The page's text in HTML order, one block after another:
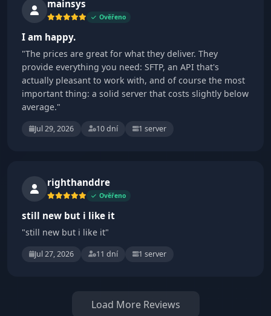
mainsys
Ověřeno
I am happy.
"The prices are great for what they deliver. They
provide everything you need: SFTP, an API that's
actually pleasant to work with, and of course the most
important thing: a solid server that costs slightly below
average."
Jul 29, 2026 10 dní 1 server
righthanddre
Ověřeno
still new but i like it
"still new but i like it"
Jul 27, 2026 11 dní 1 server
Load More Reviews